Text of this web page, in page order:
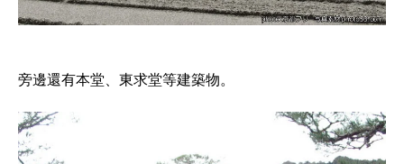
旁邊還有本堂、東求堂等建築物。